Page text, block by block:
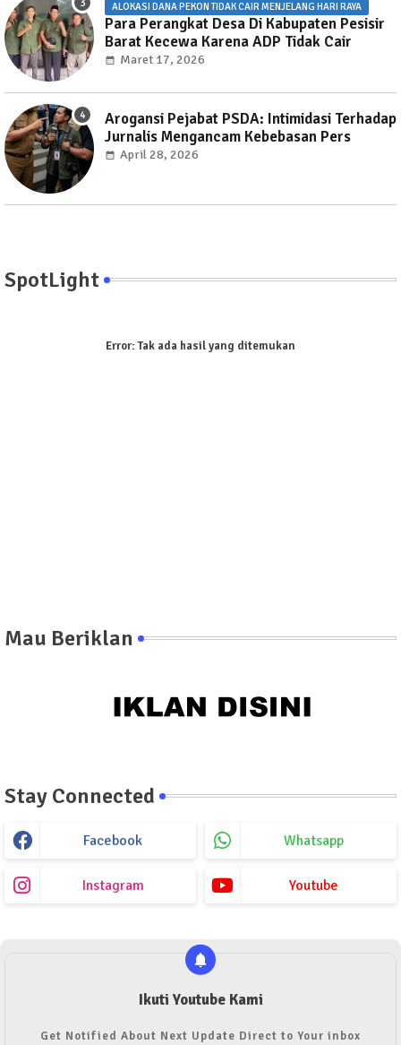
ALOKASI DANA PEKON TIDAK CAIR MENJELANG HARI RAYA
Para Perangkat Desa Di Kabupaten Pesisir
Barat Kecewa Karena ADP Tidak Cair
Maret 17, 2026
Arogansi Pejabat PSDA: Intimidasi Terhadap
Jurnalis Mengancam Kebebasan Pers
April 28, 2026
SpotLight
Error:Tak ada hasil yang ditemukan
Mau Beriklan
Stay Connected
Facebook Whatsapp
Instagram Youtube
Ikuti Youtube Kami
Get Notified About Next Update Direct to Your inbox